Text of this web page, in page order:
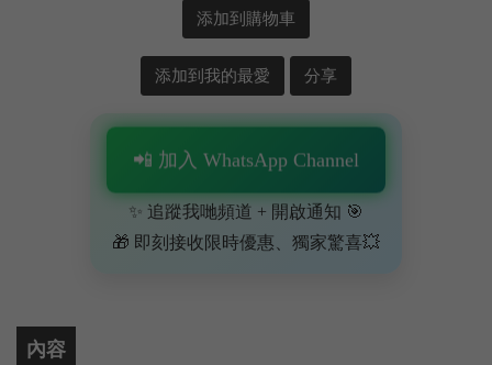
添加到購物車
添加到我的最愛 分享
📲 加入 WhatsApp Channel
✨ 追蹤我哋頻道 + 開啟通知 🎯
🎁 即刻接收限時優惠、獨家驚喜💥
內容